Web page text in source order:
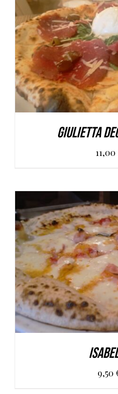
AGGIUNGI AL
Giulietta
11,00
AGGIUNGI AL
9,50